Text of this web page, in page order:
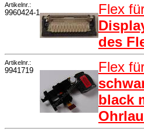
Artikelnr.:
9960424-1
Flex
des
Artikelnr.:
9941719
Flex
black